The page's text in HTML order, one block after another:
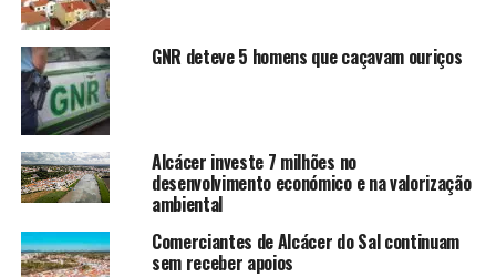
GNR deteve 5 homens que caçavam ouriços
Alcácer investe 7 milhões no
desenvolvimento económico e na valorização
ambiental
Comerciantes de Alcácer do Sal continuam
sem receber apoios